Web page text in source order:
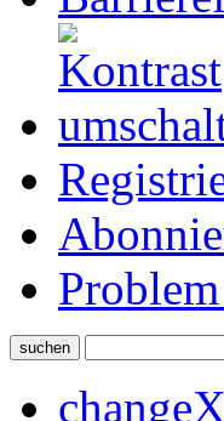
suchen
changeX